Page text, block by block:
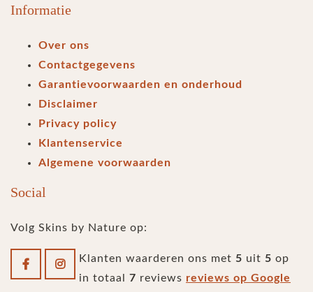
Informatie
Over ons
Contactgegevens
Garantievoorwaarden en onderhoud
Disclaimer
Privacy policy
Klantenservice
Algemene voorwaarden
Social
Volg Skins by Nature op:
Klanten waarderen ons met 5 uit 5 op
in totaal 7 reviews reviews op Google